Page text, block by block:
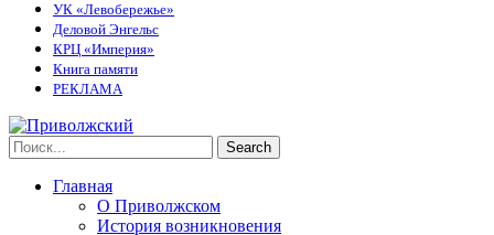
УК «Левобережье»
Деловой Энгельс
КРЦ «Империя»
Книга памяти
РЕКЛАМА
Главная
О Приволжском
История возникновения